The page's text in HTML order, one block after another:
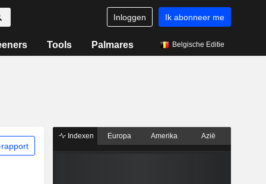
Inloggen Ik abonneer me
Tools Palmares Belgische Editie
Indexen Europa Amerika Azië